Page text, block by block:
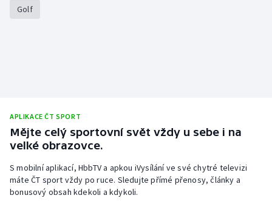
Vodní slalom
Volejbal
Ostatní
Golf
APLIKACE ČT SPORT
Mějte celý sportovní svět vždy u sebe i na
velké obrazovce.
S mobilní aplikací, HbbTV a apkou iVysílání ve své chytré televizi
máte ČT sport vždy po ruce. Sledujte přímé přenosy, články a
bonusový obsah kdekoli a kdykoli.